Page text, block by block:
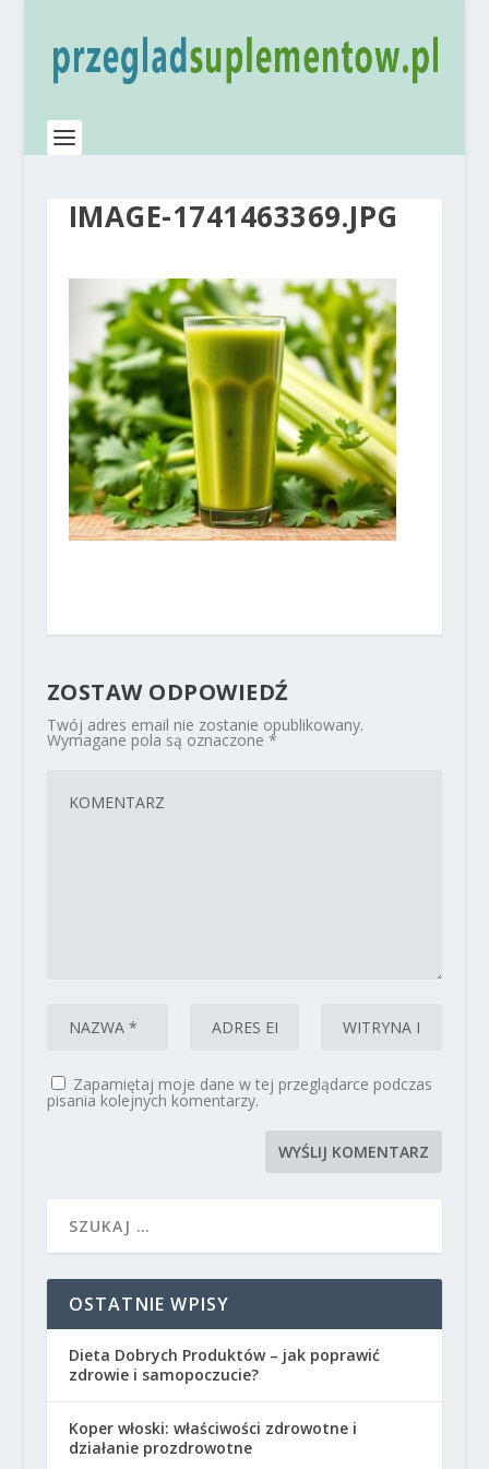
IMAGE-1741463369.JPG
ZOSTAW ODPOWIEDŹ
Twój adres email nie zostanie opublikowany.
Wymagane pola są oznaczone *
Zapamiętaj moje dane w tej przeglądarce podczas
pisania kolejnych komentarzy.
OSTATNIE WPISY
Dieta Dobrych Produktów – jak poprawić
zdrowie i samopoczucie?
Koper włoski: właściwości zdrowotne i
działanie prozdrowotne